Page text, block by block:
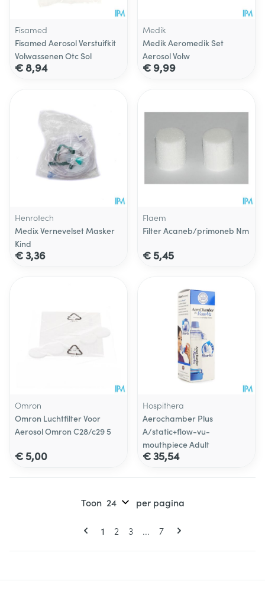
Fisamed
Fisamed Aerosol Verstuifkit
Volwassenen Otc Sol
€ 8,94
Medik
Medik Aeromedik Set
Aerosol Volw
€ 9,99
Henrotech
Medix Vernevelset Masker
Kind
€ 3,36
Flaem
Filter Acaneb/primoneb Nm
€ 5,45
Omron
Omron Luchtfilter Voor
Aerosol Omron C28/c29 5
€ 5,00
Hospithera
Aerochamber Plus
A/static+flow-vu-
mouthpiece Adult
€ 35,54
Pagina's
U lees momenteel pagina
1 Pagina
2 Pagina
3 ... Pagina
7
Toon per pagina